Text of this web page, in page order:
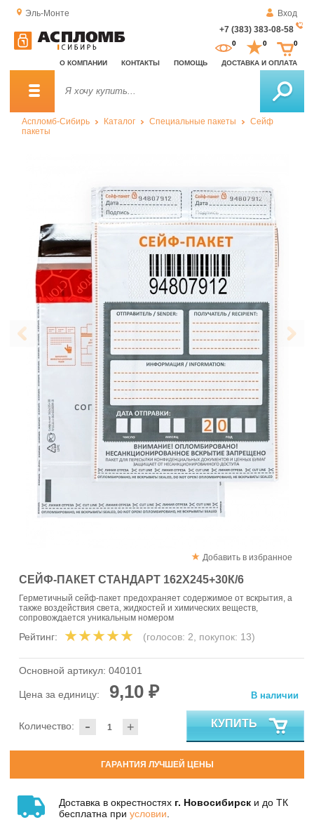
Эль-Монте
Вход
+7 (383) 383-08-58
О КОМПАНИИ КОНТАКТЫ ПОМОЩЬ ДОСТАВКА И ОПЛАТА
0 0 0
Аспломб-Сибирь Каталог Специальные пакеты
Сейф
пакеты
Добавить в избранное
СЕЙФ-ПАКЕТ СТАНДАРТ 162Х245+30К/6
Герметичный сейф-пакет предохраняет содержимое от вскрытия, а
также воздействия света, жидкостей и химических веществ,
сопровождается уникальным номером
Рейтинг: (голосов: 2, покупок: 13)
Основной артикул: 040101
Цена за единицу: 9,10 ₽
- +
Количество:
В наличии
КУПИТЬ
ГАРАНТИЯ ЛУЧШЕЙ ЦЕНЫ
Доставка в окрестностях г. Новосибирск и до ТК
бесплатна при условии